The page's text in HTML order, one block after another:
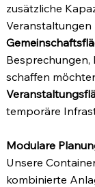
zusätzliche
Veranstaltungen
Besprechungen,
schaffen
temporäre
Modulare
Unsere
kombinierte